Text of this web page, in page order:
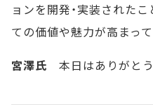
ョンを開発・実装された
ての価値や魅力が高まっ
宮澤氏 本日はありがとう